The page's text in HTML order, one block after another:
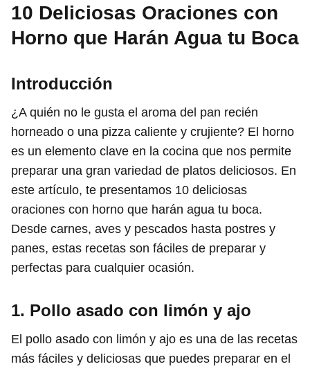
10 Deliciosas Oraciones con
Horno que Harán Agua tu Boca
Introducción
¿A quién no le gusta el aroma del pan recién
horneado o una pizza caliente y crujiente? El horno
es un elemento clave en la cocina que nos permite
preparar una gran variedad de platos deliciosos. En
este artículo, te presentamos 10 deliciosas
oraciones con horno que harán agua tu boca.
Desde carnes, aves y pescados hasta postres y
panes, estas recetas son fáciles de preparar y
perfectas para cualquier ocasión.
1. Pollo asado con limón y ajo
El pollo asado con limón y ajo es una de las recetas
más fáciles y deliciosas que puedes preparar en el